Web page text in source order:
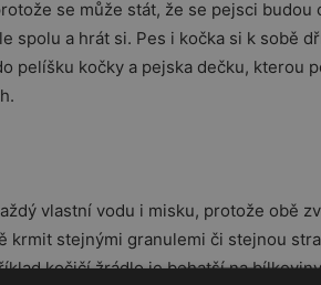
se může stát, že se pejsci budou
spolu a hrát si. Pes i kočka si k sobě
pelíšku kočky a pejska dečku, kterou
vlastní vodu i misku, protože obě
krmit stejnými granulemi či stejnou
kočičí žrádlo je bohatší na